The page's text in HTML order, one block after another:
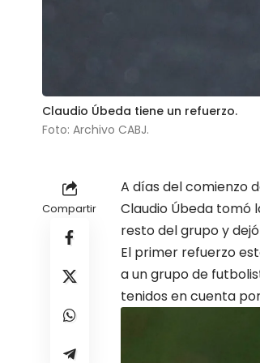
Claudio Úbeda tiene un refuerzo.
Foto: Archivo CABJ.
Compartir
A días del comienzo
Claudio Úbeda tomó
resto del grupo y
El primer refuerzo
a un grupo de
tenidos en cuenta